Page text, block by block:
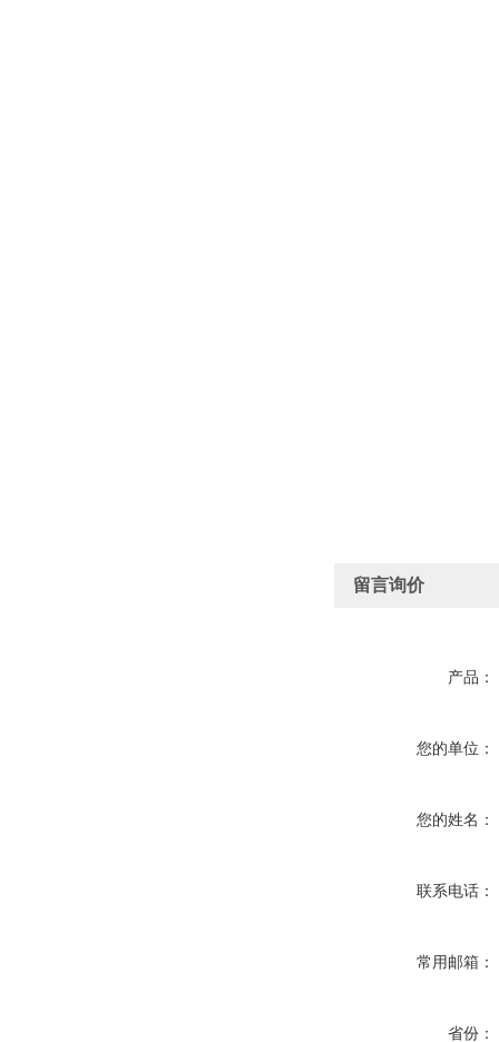
留言询价
产品：
您的单位：
您的姓名：
联系电话：
常用邮箱：
省份：